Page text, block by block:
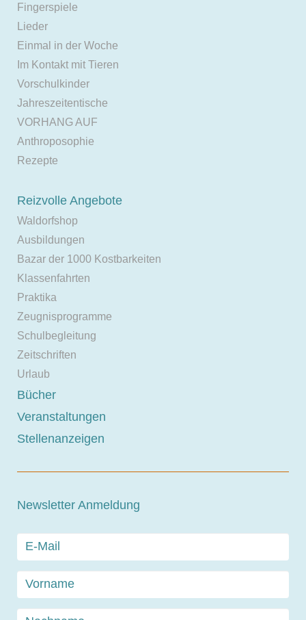
Fingerspiele
Lieder
Einmal in der Woche
Im Kontakt mit Tieren
Vorschulkinder
Jahreszeitentische
VORHANG AUF
Anthroposophie
Rezepte
Reizvolle Angebote
Waldorfshop
Ausbildungen
Bazar der 1000 Kostbarkeiten
Klassenfahrten
Praktika
Zeugnisprogramme
Schulbegleitung
Zeitschriften
Urlaub
Bücher
Veranstaltungen
Stellenanzeigen
Newsletter Anmeldung